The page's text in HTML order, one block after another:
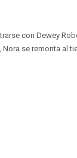
con Dewey
se remonta al